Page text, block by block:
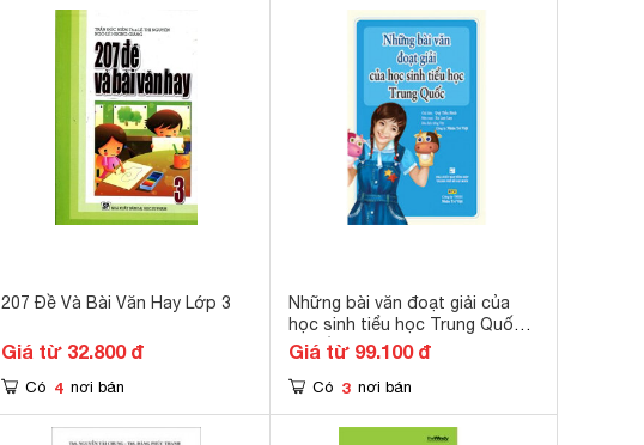
207 Đề Và Bài Văn Hay Lớp 3
Giá từ 32.800 đ
Có 4 nơi bán
Những bài văn đoạt giải của
học sinh tiểu học Trung Quốc -
Sơ đồ Tư duy trong một bài
Giá từ 99.100 đ
Có 3 nơi bán